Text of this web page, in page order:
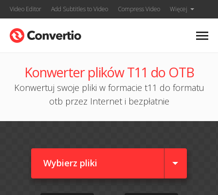
Video Editor Add Subtitles to Video Compress Video Więcej
Konwerter plików T11 do OTB
Konwertuj swoje pliki w formacie t11 do formatu
otb przez Internet i bezpłatnie
Wybierz pliki